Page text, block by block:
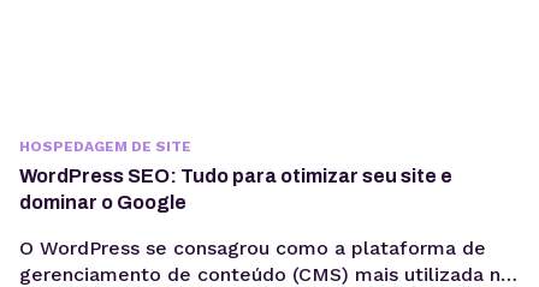
HOSPEDAGEM DE SITE
WordPress SEO: Tudo para otimizar seu site e
dominar o Google
O WordPress se consagrou como a plataforma de
gerenciamento de conteúdo (CMS) mais utilizada no